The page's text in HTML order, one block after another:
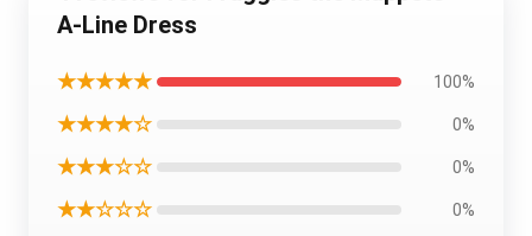
A-Line Dress
★★★★★ 100%
★★★★☆ 0%
★★★☆☆ 0%
★★☆☆☆ 0%